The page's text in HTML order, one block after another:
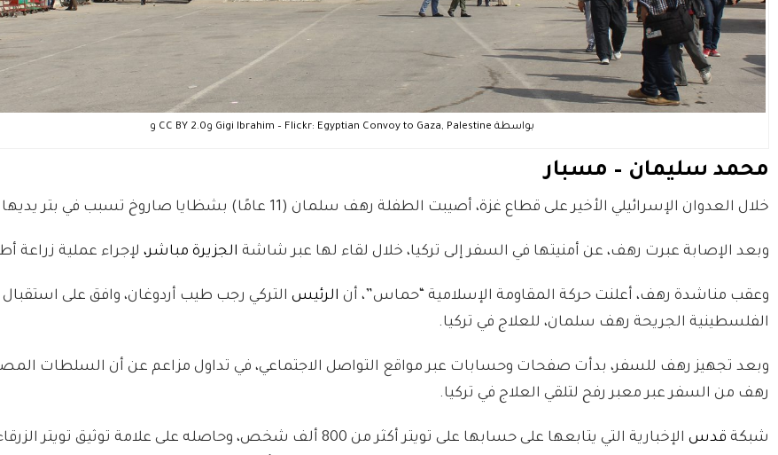
بواسطة Gigi Ibrahim – Flickr: Egyptian Convoy to Gaza, Palestine وCC BY 2.0 و
محمد سليمان – مسبار
خلال العدوان الإسرائيلي الأخير على قطاع غزة، أصيبت الطفلة رهف سلمان (11 عامًا) بشظايا صاروخ تسبب في بتر يديها وقدميها.
وبعد الإصابة عبرت رهف، عن أمنيتها في السفر إلى تركيا، خلال لقاء لها عبر شاشة الجزيرة مباشر، لإجراء عملية زراعة
وعقب مناشدة رهف، أعلنت حركة المقاومة الإسلامية “حماس”، أن الرئيس التركي رجب طيب أردوغان، وافق على
الفلسطينية الجريحة رهف سلمان، للعلاج في تركيا.
وبعد تجهيز رهف للسفر، بدأت صفحات وحسابات عبر مواقع التواصل الاجتماعي، في تداول مزاعم عن أن السلطات
رهف من السفر عبر معبر رفح لتلقي العلاج في تركيا.
شبكة قدس
الإخبارية التي يتابعها على حسابها على تويتر أكثر من 800 ألف شخص، وحاصله على علامة